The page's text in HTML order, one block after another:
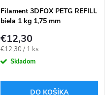
Filament 3DFOX PETG REFILL
biela 1 kg 1,75 mm
€12,30
Jednotková
cena:
€12,30 / 1 ks
Skladom
DO KOŠÍKA